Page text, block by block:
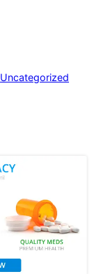
Uncategorized